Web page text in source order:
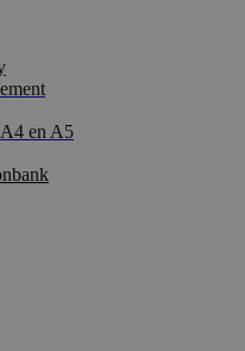
en A5